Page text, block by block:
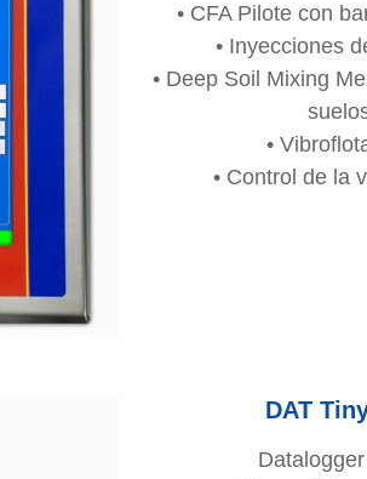
• CFA Pilote con
• Inyecciones
• Deep Soil Mixing
•
• Control de la
DAT